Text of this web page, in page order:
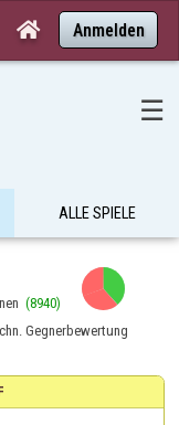
 Anmelden
☰
ALLE SPIELE
(8940)
Gegnerbewertung